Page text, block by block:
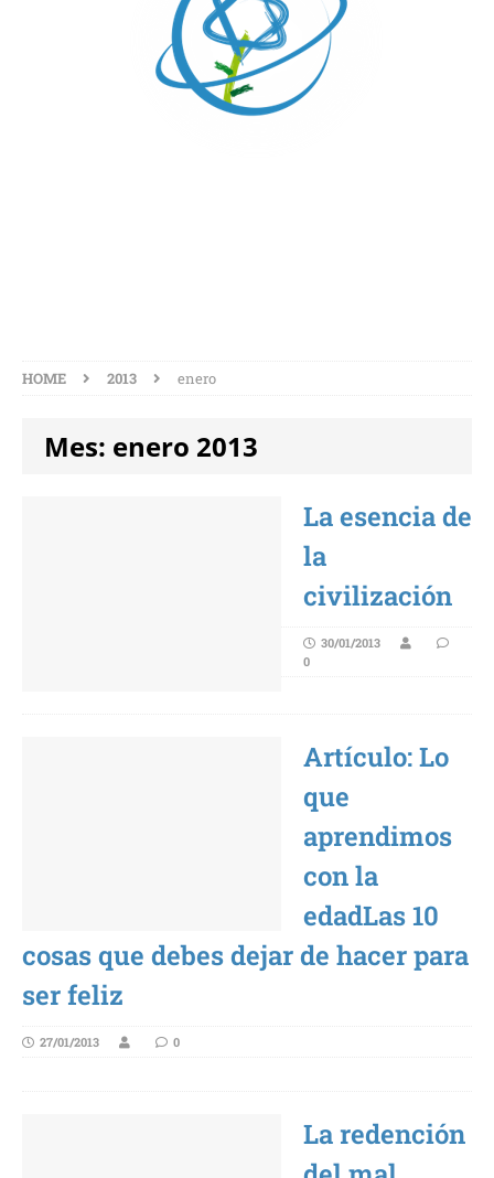
HOME 2013 enero
Mes: enero 2013
La esencia de
la
civilización
30/01/2013
0
Artículo: Lo
que
aprendimos
con la
edadLas 10
cosas que debes dejar de hacer para
ser feliz
27/01/2013 0
La redención